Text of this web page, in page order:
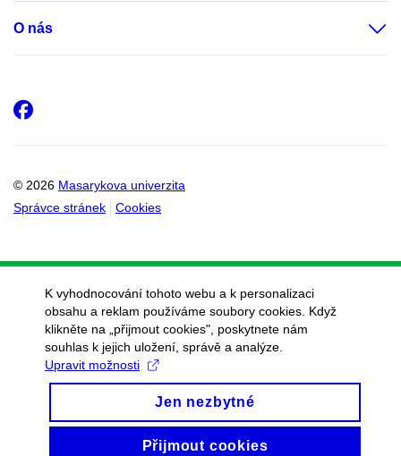
O nás
© 2026 Masarykova univerzita
Správce stránek
Cookies
Facebook
K vyhodnocování tohoto webu a k personalizaci
obsahu a reklam používáme soubory cookies. Když
klikněte na „přijmout cookies", poskytnete nám
souhlas k jejich uložení, správě a analýze.
Upravit možnosti
Jen nezbytné
Přijmout cookies